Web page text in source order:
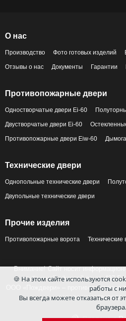
О нас
Производство Фото готовых изделий
Отзывы о нас Документы Гарантии
Противопожарные двери
Одностворчатые двери Ei-60
Двустворчатые двери Ei-60
Противопожарные двери Eiw-60
Технические двери
Однопольные технические двери
Двупольные технические двери
Прочие изделия
Противопожарные ворота Технические
Внимание! Сайт носит
публичной офертой по ст. 437
ООО «Пождвери» – противопожарные
завода-изготовителя,
Сделано в
🍪 На этом сайте используются
работы с
Вы всегда можете отказаться от
браузера.